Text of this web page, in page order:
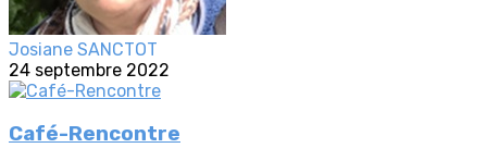
Josiane SANCTOT
24 septembre 2022
Café-Rencontre